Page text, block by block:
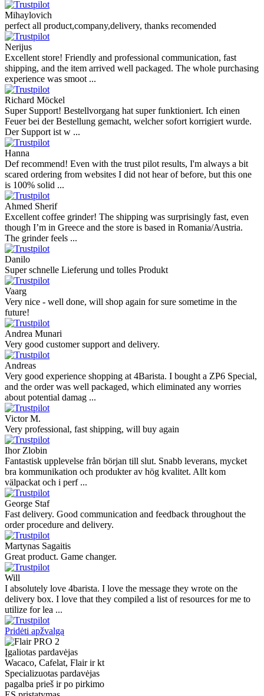
Mihaylovich
perfect all product,company,delivery, thanks recomended
Nerijus
Excellent store! Friendly and professional communication, fast
shipping, and the item arrived well packaged. The whole purchasing
experience was smoot ...
Richard Möckel
Super Support! Bestellvorgang hat super funktioniert. Ich einen
Feuer bei der Bestellung gemacht, welcher sofort korrigiert wurde.
Der Support ist w ...
Hanna
Def recommend! Even with the trust pilot results, I'm always a bit
scared ordering from websites I did not hear of before, but this one
is 100% solid ...
Ahmed Sherif
Excellent coffee grinder! The shipping was surprisingly fast, even
though I’m in Greece and the store is based in Romania/Austria.
The grinder feels ...
Danilo
Super schnelle Lieferung und tolles Produkt
Vaarg
Very nice - well done, will shop again for sure sometime in the
future!
Andrea Munari
Very good customer support and delivery.
Andreas
Very good experience shopping at 4Barista. I bought a ZP6 Special,
and the order was well packaged, which eliminated any worries
about potential damag ...
Victor M.
Very professional, fast shipping, will buy again
Ihor Zlobin
Fantastisk upplevelse från början till slut. Snabb leverans, mycket
bra kommunikation och produkter av hög kvalitet. Allt kom
välpackat och i perf ...
George Staf
Fast delivery. Good communication and feedback throughout the
order procedure and delivery.
Martynas Sagaitis
Great product. Game changer.
Will
I absolutely love 4barista. I love the message they wrote on the
delivery box. I love that they compiled a list of resources for me to
utilize for lea ...
Pridėti apžvalgą
Įgaliotas pardavėjas
Wacaco, Cafelat, Flair ir kt
Specializuotas pardavėjas
pagalba prieš ir po pirkimo